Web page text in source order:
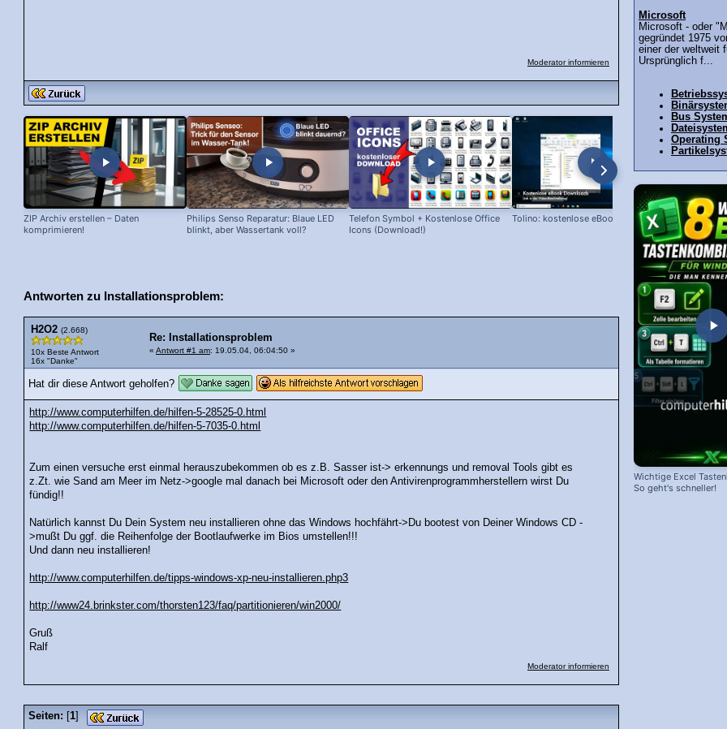
Moderator informieren
ZIP Archiv erstellen – Daten
komprimieren!
Philips Senso Reparatur: Blaue LED
blinkt, aber Wassertank voll?
Telefon Symbol + Kostenlose Office
Icons (Download!)
Tolino: kostenlose eBooks laden! Snipping
Antworten zu Installationsproblem:
H2O2 (2.668)
10x Beste Antwort
16x "Danke"
Re: Installationsproblem
« Antwort #1 am: 19.05.04, 06:04:50 »
Hat dir diese Antwort geholfen?
http://www.computerhilfen.de/hilfen-5-28525-0.html
http://www.computerhilfen.de/hilfen-5-7035-0.html
Zum einen versuche erst einmal herauszubekommen ob es z.B. Sasser ist-> erkennungs und removal Tools gibt es
z.Zt. wie Sand am Meer im Netz->google mal danach bei Microsoft oder den Antivirenprogrammherstellern wirst Du
fündig!!
Natürlich kannst Du Dein System neu installieren ohne das Windows hochfährt->Du bootest von Deiner Windows CD -
>mußt Du ggf. die Reihenfolge der Bootlaufwerke im Bios umstellen!!!
Und dann neu installieren!
http://www.computerhilfen.de/tipps-windows-xp-neu-installieren.php3
http://www24.brinkster.com/thorsten123/faq/partitionieren/win2000/
Gruß
Ralf
Moderator informieren
Seiten: [1]
Microsoft
Microsoft - oder
gegründet 1975
einer der weltweit
Ursprünglich f...
Bus
Operating
Wichtige Excel
So geht's schneller!